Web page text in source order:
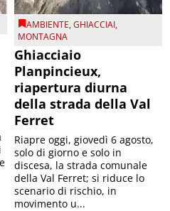
AMBIENTE,GHIACCIAI,
MONTAGNA
Ghiacciaio
Planpincieux,
riapertura diurna
della strada della Val
Ferret
Riapre oggi, giovedì 6 agosto,
solo di giorno e solo in
discesa, la strada comunale
della Val Ferret; si riduce lo
scenario di rischio, in
movimento u...